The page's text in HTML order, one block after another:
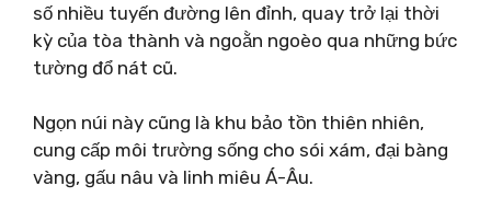
số nhiều tuyến đường lên đỉnh, quay trở lại thời
kỳ của tòa thành và ngoằn ngoèo qua những bức
tường đổ nát cũ.
Ngọn núi này cũng là khu bảo tồn thiên nhiên,
cung cấp môi trường sống cho sói xám, đại bàng
vàng, gấu nâu và linh miêu Á-Âu.